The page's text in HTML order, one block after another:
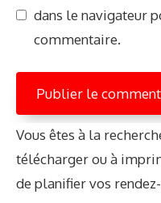
dans le navigateur
commentaire.
Vous êtes à la
télécharger ou à
de planifier vos